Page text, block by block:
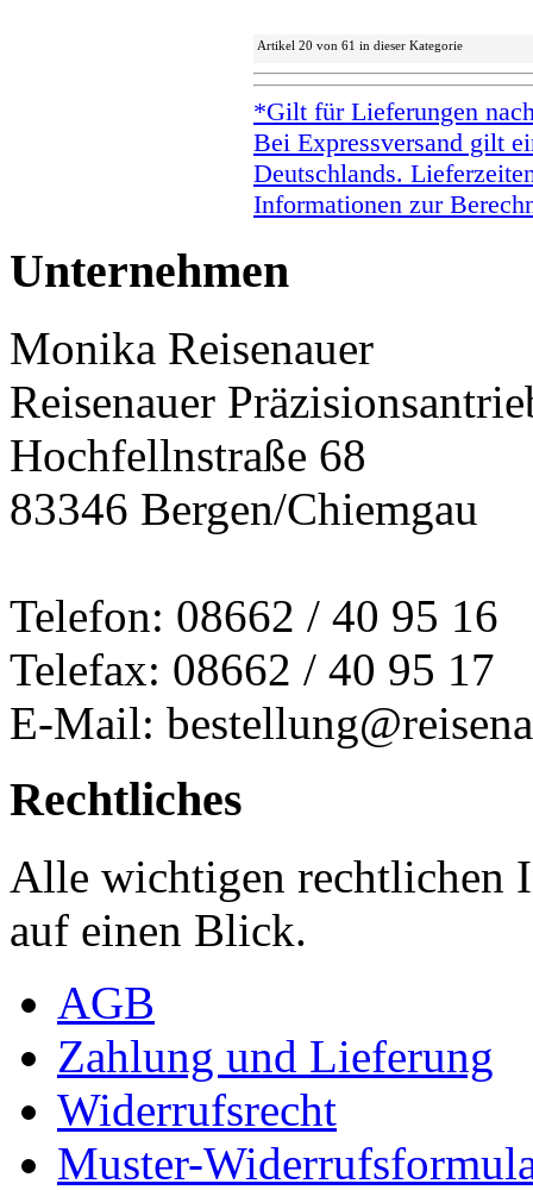
Artikel 20 von 61 in dieser Kategorie
*Gilt für Lieferungen
Bei Expressversand gilt
Deutschlands.
Informationen zur
Unternehmen
Monika Reisenauer
Reisenauer
Hochfellnstraße 68
83346 Bergen/Chiemgau
Telefon: 08662 / 40 95 16
Telefax: 08662 / 40 95 17
E-Mail:
Rechtliches
Alle wichtigen rechtlichen
auf einen Blick.
AGB
Zahlung und Lieferung
Widerrufsrecht
Muster-